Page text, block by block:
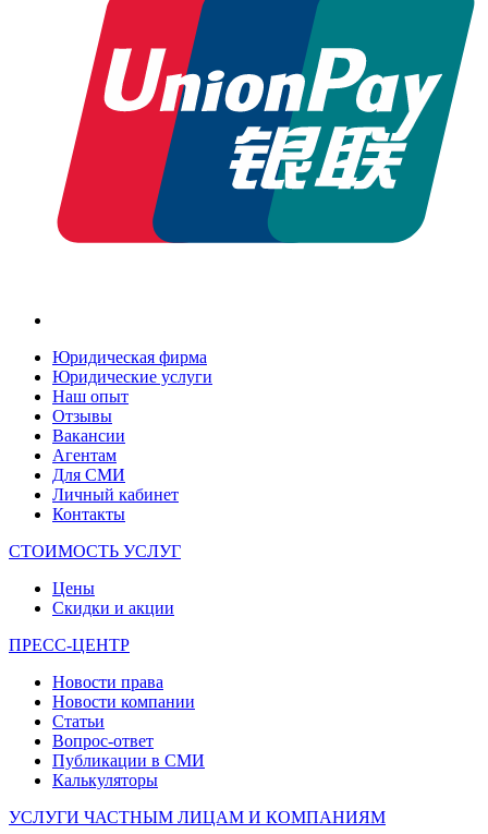
Юридическая фирма
Юридические услуги
Наш опыт
Отзывы
Вакансии
Агентам
Для СМИ
Личный кабинет
Контакты
СТОИМОСТЬ УСЛУГ
Цены
Скидки и акции
ПРЕСС-ЦЕНТР
Новости права
Новости компании
Статьи
Вопрос-ответ
Публикации в СМИ
Калькуляторы
УСЛУГИ ЧАСТНЫМ ЛИЦАМ И КОМПАНИЯМ